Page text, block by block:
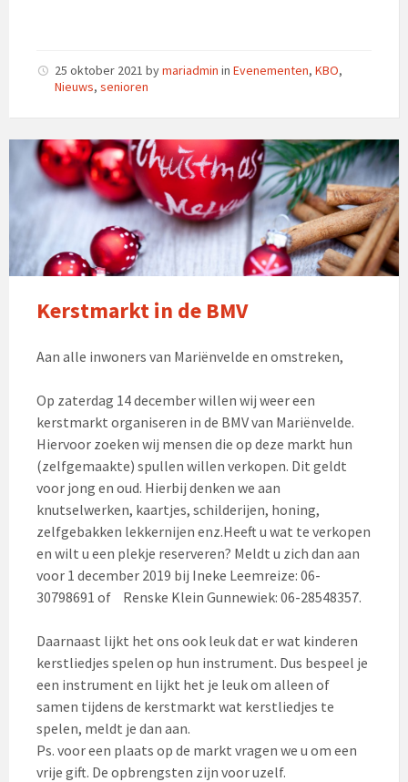
25 oktober 2021 bymariadmin in Evenementen, KBO,
Nieuws, senioren
Kerstmarkt in de BMV
Aan alle inwoners van Mariënvelde en omstreken,
Op zaterdag 14 december willen wij weer een
kerstmarkt organiseren in de BMV van Mariënvelde.
Hiervoor zoeken wij mensen die op deze markt hun
(zelfgemaakte) spullen willen verkopen. Dit geldt
voor jong en oud. Hierbij denken we aan
knutselwerken, kaartjes, schilderijen, honing,
zelfgebakken lekkernijen enz.Heeft u wat te verkopen
en wilt u een plekje reserveren? Meldt u zich dan aan
voor 1 december 2019 bij Ineke Leemreize: 06-
30798691 of Renske Klein Gunnewiek: 06-28548357.
Daarnaast lijkt het ons ook leuk dat er wat kinderen
kerstliedjes spelen op hun instrument. Dus bespeel je
een instrument en lijkt het je leuk om alleen of
samen tijdens de kerstmarkt wat kerstliedjes te
spelen, meldt je dan aan.
Ps. voor een plaats op de markt vragen we u om een
vrije gift. De opbrengsten zijn voor uzelf.